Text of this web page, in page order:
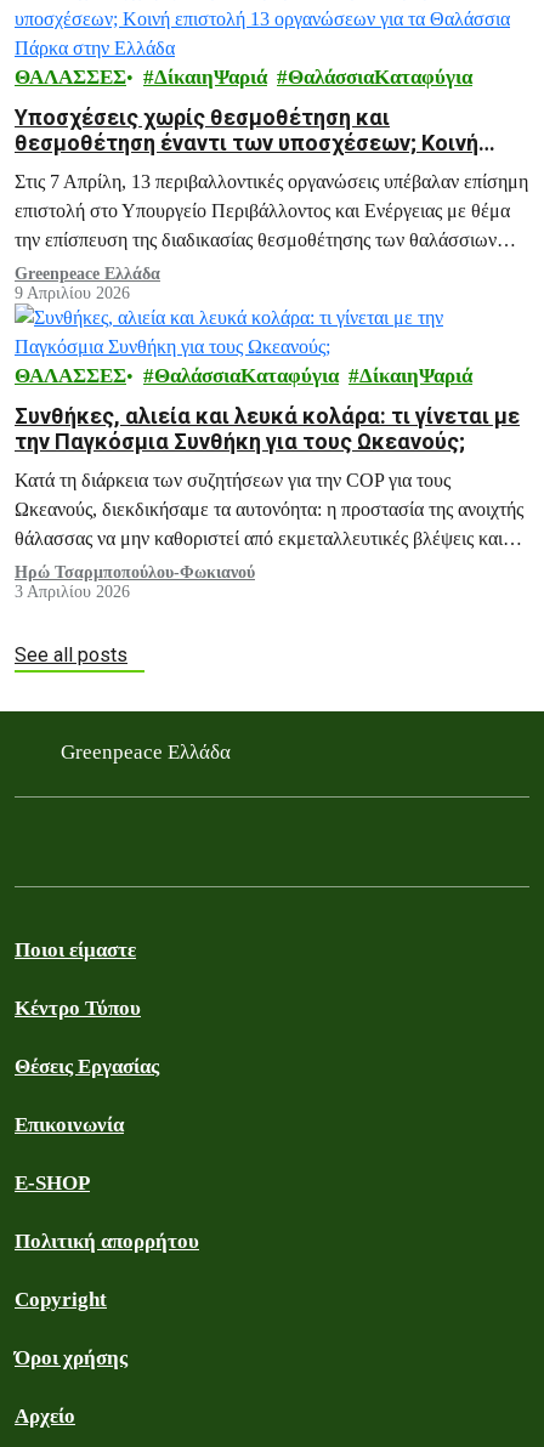
ΘΑΛΑΣΣΕΣ ΔίκαιηΨαριά ΘαλάσσιαΚαταφύγια
Υποσχέσεις χωρίς θεσμοθέτηση και
θεσμοθέτηση έναντι των υποσχέσεων; Κοινή
επιστολή 13 οργανώσεων για τα Θαλάσσια Πάρκα
στην Ελλάδα
Στις 7 Απρίλη, 13 περιβαλλοντικές οργανώσεις υπέβαλαν επίσημη
επιστολή στο Υπουργείο Περιβάλλοντος και Ενέργειας με θέμα
την επίσπευση της διαδικασίας θεσμοθέτησης των θαλάσσιων
πάρκων Αιγαίου και Ιονίου.
Greenpeace Ελλάδα
9 Απριλίου 2026
ΘΑΛΑΣΣΕΣ ΘαλάσσιαΚαταφύγια ΔίκαιηΨαριά
Συνθήκες, αλιεία και λευκά κολάρα: τι γίνεται με
την Παγκόσμια Συνθήκη για τους Ωκεανούς;
Κατά τη διάρκεια των συζητήσεων για την COP για τους
Ωκεανούς, διεκδικήσαμε τα αυτονόητα: η προστασία της ανοιχτής
θάλασσας να μην καθοριστεί από εκμεταλλευτικές βλέψεις και
εταιρικά συμφέροντα.
Ηρώ Τσαρμποπούλου-Φωκιανού
3 Απριλίου 2026
See all posts
Greenpeace Ελλάδα
Ποιοι είμαστε
Κέντρο Τύπου
Θέσεις Εργασίας
Επικοινωνία
E-SHOP
Πολιτική απορρήτου
Copyright
Όροι χρήσης
Αρχείο